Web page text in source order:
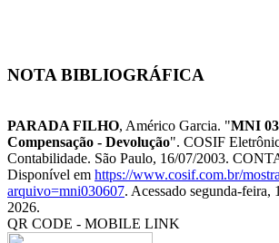
NOTA BIBLIOGRÁFICA
PARADA FILHO, Américo Garcia. "MNI
Compensação - Devolução". COSIF
Contabilidade. São Paulo, 16/07/2003.
Disponível em https://www.cosif.com.br/
arquivo=mni030607. Acessado segunda-feira,
2026.
QR CODE - MOBILE LINK